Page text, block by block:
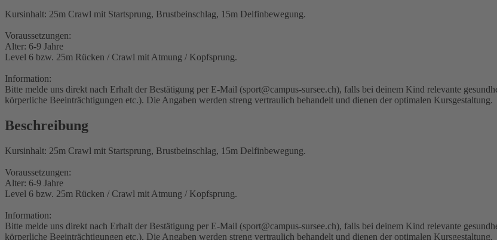
Kursinhalt: 25m Crawl mit Startsprung, Brustbeinschlag, 15m Delfinbewegung.
Voraussetzungen:
Alter: 6-9 Jahre
Level 6 bzw. 25m Rücken / Crawl mit Atmung / Kopfsprung.
Information:
Bitte melde uns direkt nach Erhalt der Bestätigung per E-Mail (sport@campus-sursee.ch), falls bei deinem Kind relevante
körperliche Beeinträchtigungen etc.). Die Angaben werden streng vertraulich behandelt und dienen der optimalen Kursgestaltung.
Beschreibung
Kursinhalt: 25m Crawl mit Startsprung, Brustbeinschlag, 15m Delfinbewegung.
Voraussetzungen:
Alter: 6-9 Jahre
Level 6 bzw. 25m Rücken / Crawl mit Atmung / Kopfsprung.
Information:
Bitte melde uns direkt nach Erhalt der Bestätigung per E-Mail (sport@campus-sursee.ch), falls bei deinem Kind relevante
körperliche Beeinträchtigungen etc.). Die Angaben werden streng vertraulich behandelt und dienen der optimalen Kursgestaltung.